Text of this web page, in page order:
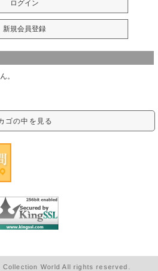
。
ゴの中を見る
World All rights reserved.